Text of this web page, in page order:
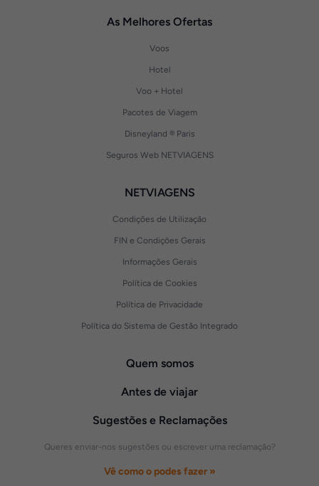
As Melhores Ofertas
Voos
Hotel
Voo + Hotel
Pacotes de Viagem
Disneyland ® Paris
Seguros Web NETVIAGENS
NETVIAGENS
Condições de Utilização
FIN e Condições Gerais
Informações Gerais
Política de Cookies
Política de Privacidade
Política do Sistema de Gestão Integrado
Quem somos
Antes de viajar
Sugestões e Reclamações
Queres enviar-nos sugestões ou escrever uma reclamação?
Vê como o podes fazer »